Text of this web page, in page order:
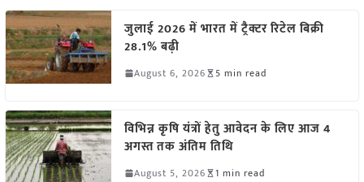
जुलाई 2026 में भारत में ट्रैक्टर रिटेल बिक्री
28.1% बढ़ी
August 6, 2026 5 min read
विभिन्न कृषि यंत्रों हेतु आवेदन के लिए आज 4
अगस्त तक अंतिम तिथि
August 5, 2026 1 min read